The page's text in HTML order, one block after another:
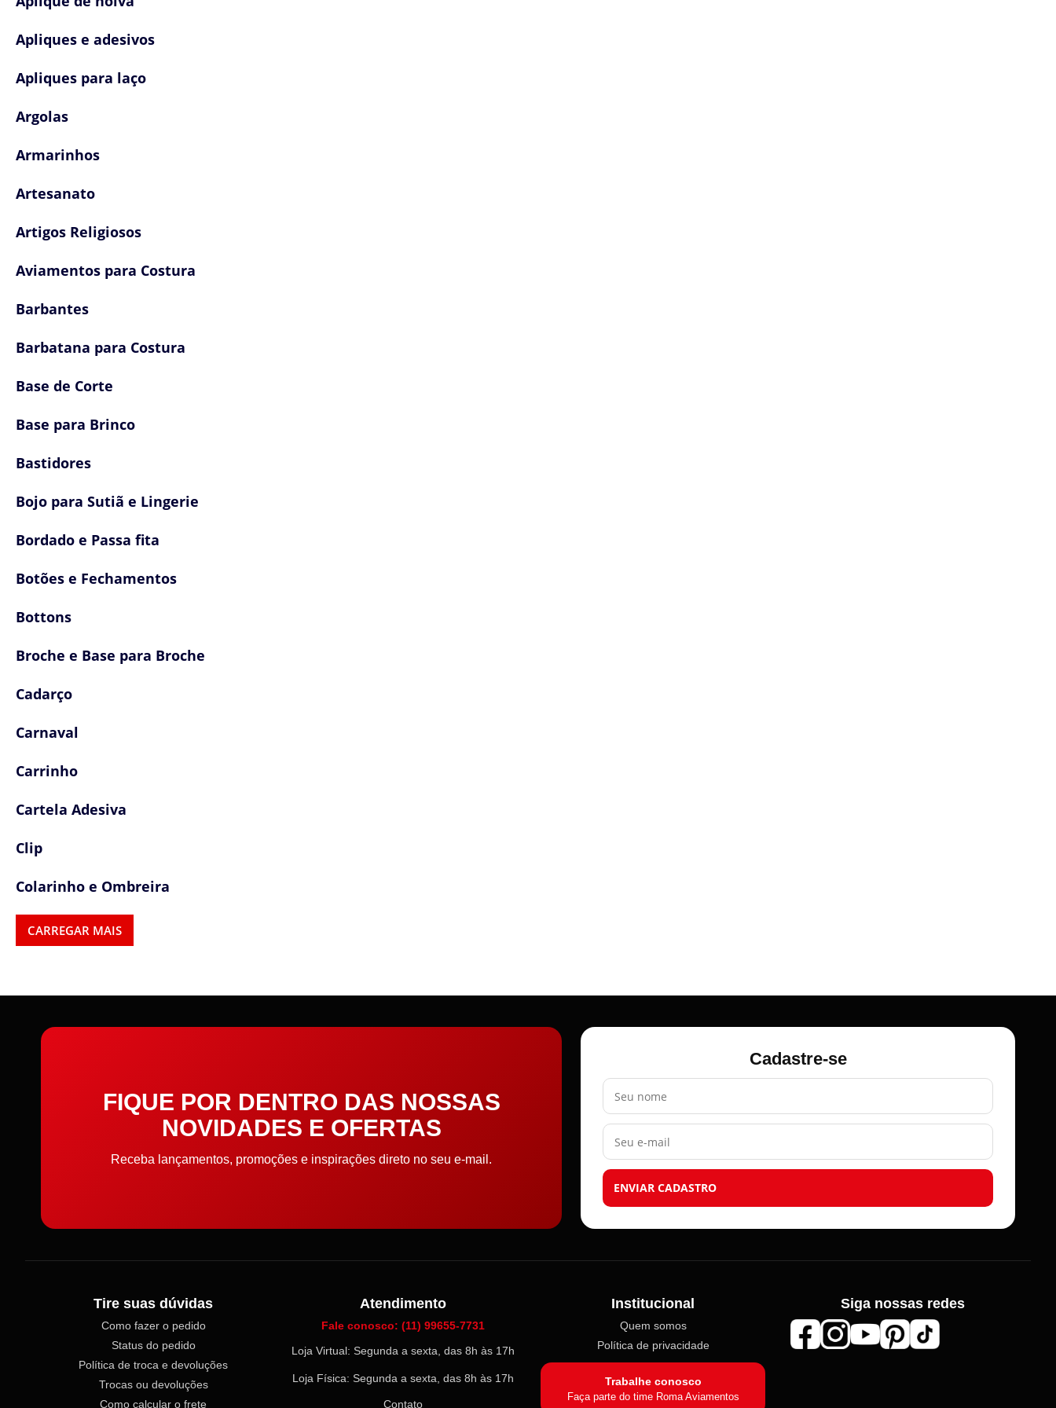
Apliques e adesivos
Apliques para laço
Argolas
Armarinhos
Artesanato
Artigos Religiosos
Aviamentos para Costura
Barbantes
Barbatana para Costura
Base de Corte
Base para Brinco
Bastidores
Bojo para Sutiã e Lingerie
Bordado e Passa fita
Botões e Fechamentos
Bottons
Broche e Base para Broche
Cadarço
Carnaval
Carrinho
Cartela Adesiva
Clip
Colarinho e Ombreira
Colas e Adesivos
Confetes
Cordas
Cordões, Cordas e Elásticos
Cremes
Elástico de cabelo
Enchimento
CARREGAR MAIS
FIQUE POR DENTRO DAS NOSSAS
NOVIDADES E OFERTAS
Receba lançamentos, promoções e inspirações direto no seu e-mail.
Cadastre-se
Seu nome
Seu e-mail
ENVIAR CADASTRO
Tire suas dúvidas
Como fazer o pedido
Status do pedido
Política de troca e devoluções
Trocas ou devoluções
Como calcular o frete
Atendimento
Fale conosco: (11) 99655-7731
Loja Virtual: Segunda a sexta, das 8h às 17h
Loja Física: Segunda a sexta, das 8h às 17h
Contato
Institucional
Quem somos
Política de privacidade
Trabalhe conosco
Faça parte do time Roma Aviamentos
Siga nossas redes